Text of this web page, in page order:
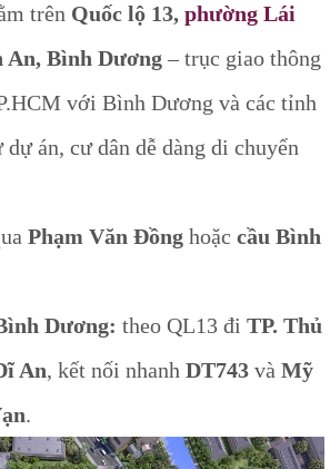
trên Quốc lộ 13, phường Lái
An, Bình Dương– trục giao thông
với Bình Dương và các tỉnh
án, cư dân dễ dàng di chuyển
Phạm Văn Đồng hoặc cầu Bình
Dương: theo QL13 đi TP. Thủ
An, kết nối nhanh DT743 và Mỹ
.